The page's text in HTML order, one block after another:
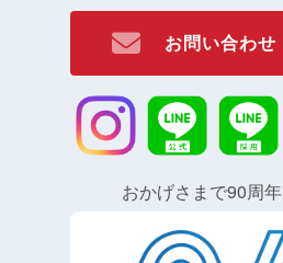
お問い合わせ
おかげさまで90周年